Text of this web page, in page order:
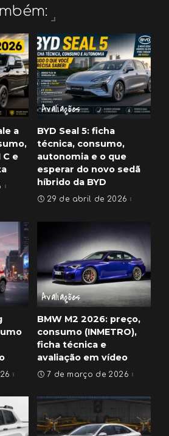
a
C e
Avaliações
BYD Seal 5: ficha
técnica, consumo,
autonomia e o que
esperar do novo sedã
híbrido da BYD
29 de abril de 2026
Avaliações
BMW M2 2026: preço,
consumo (INMETRO),
ficha técnica e
avaliação em vídeo
7 de março de 2026